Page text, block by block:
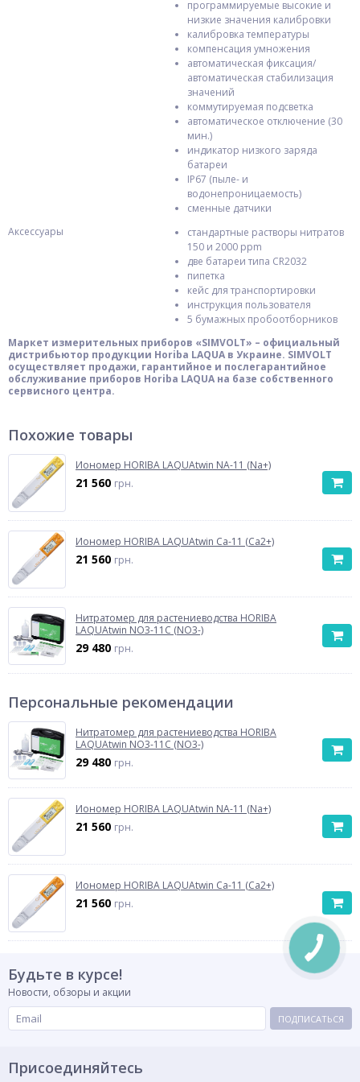
программируемые высокие и
низкие значения калибровки
калибровка температуры
компенсация умножения
автоматическая фиксация/
автоматическая стабилизация
значений
коммутируемая подсветка
автоматическое отключение (30
мин.)
индикатор низкого заряда
батареи
IP67 (пыле- и
водонепроницаемость)
сменные датчики
Аксессуары
стандартные растворы нитратов
150 и 2000 ppm
две батареи типа CR2032
пипетка
кейс для транспортировки
инструкция пользователя
5 бумажных пробоотборников
Маркет измерительных приборов «SIMVOLT» – официальный
дистрибьютор продукции Horiba LAQUA в Украине. SIMVOLT
осуществляет продажи, гарантийное и послегарантийное
обслуживание приборов Horiba LAQUA на базе собственного
сервисного центра.
Похожие товары
Иономер HORIBA LAQUAtwin NA-11 (Na+)
21 560 грн.
Иономер HORIBA LAQUAtwin Ca-11 (Ca2+)
21 560 грн.
Нитратомер для растениеводства HORIBA
LAQUAtwin NO3-11C (NO3-)
29 480 грн.
Персональные рекомендации
Нитратомер для растениеводства HORIBA
LAQUAtwin NO3-11C (NO3-)
29 480 грн.
Иономер HORIBA LAQUAtwin NA-11 (Na+)
21 560 грн.
Иономер HORIBA LAQUAtwin Ca-11 (Ca2+)
21 560 грн.
Будьте в курсе!
Новости, обзоры и акции
ПОДПИСАТЬСЯ
Присоединяйтесь